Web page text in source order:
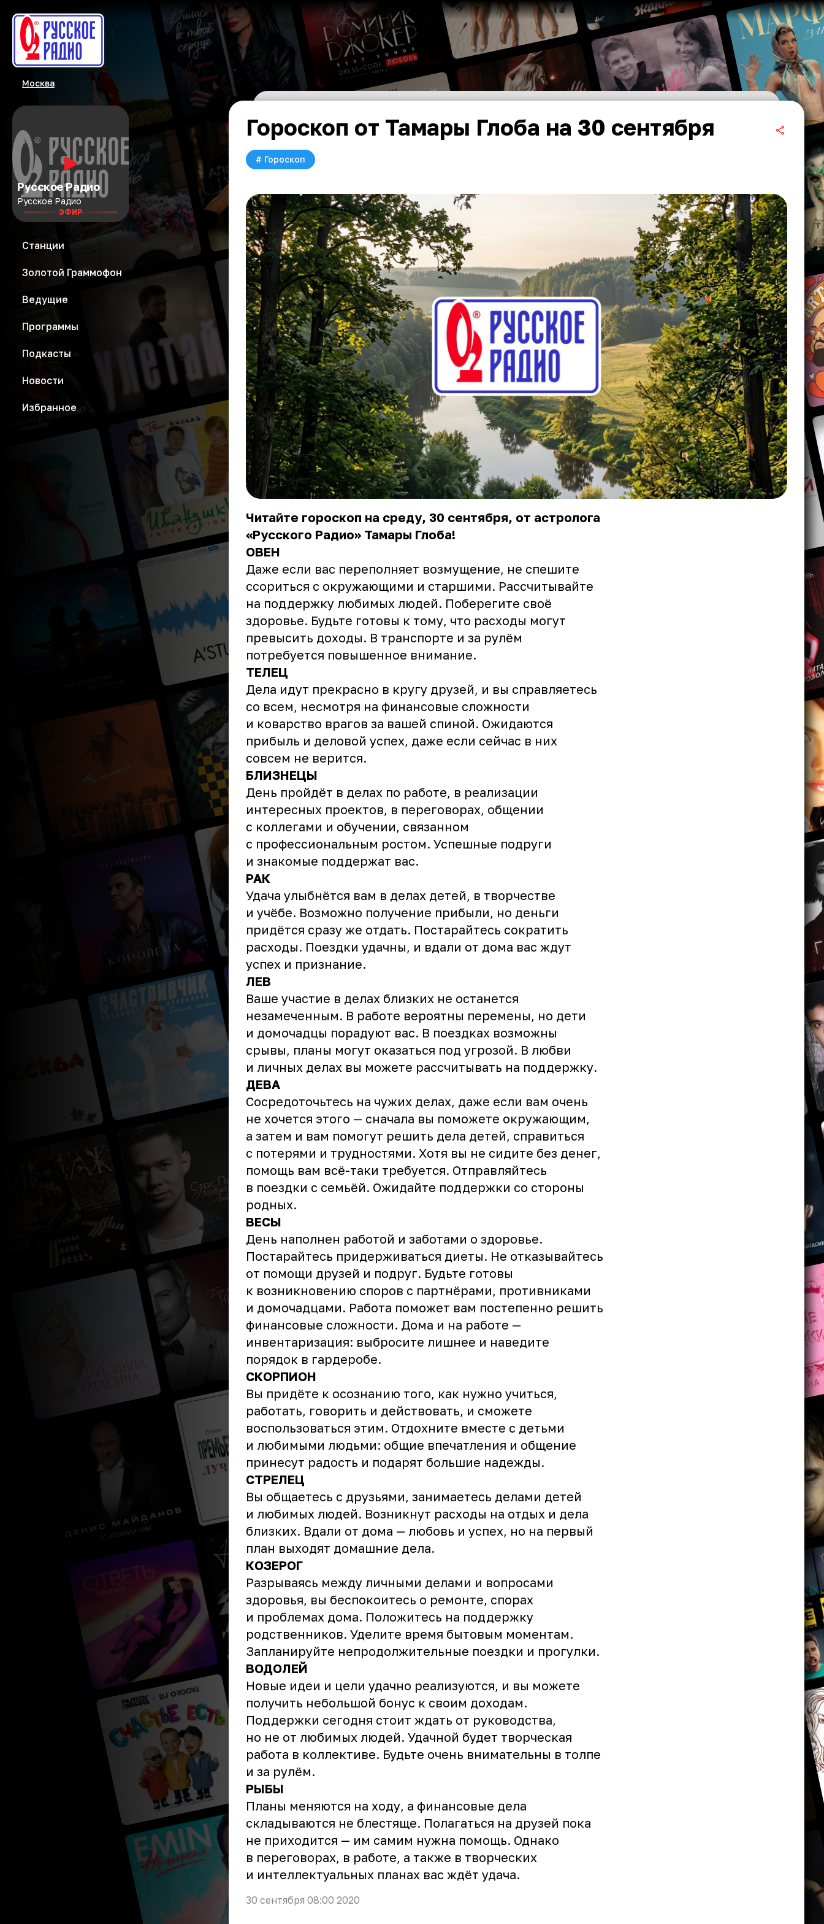
Москва
Русское Радио
Русское Радио
ЭФИР
Станции
Золотой Граммофон
Ведущие
Программы
Подкасты
Новости
Избранное
Гороскоп от Тамары Глоба на 30 сентября
# Гороскоп
Читайте гороскоп на среду, 30 сентября, от астролога
«Русского Радио» Тамары Глоба!
ОВЕН
Даже если вас переполняет возмущение, не спешите
ссориться с окружающими и старшими. Рассчитывайте
на поддержку любимых людей. Поберегите своё
здоровье. Будьте готовы к тому, что расходы могут
превысить доходы. В транспорте и за рулём
потребуется повышенное внимание.
ТЕЛЕЦ
Дела идут прекрасно в кругу друзей, и вы справляетесь
со всем, несмотря на финансовые сложности
и коварство врагов за вашей спиной. Ожидаются
прибыль и деловой успех, даже если сейчас в них
совсем не верится.
БЛИЗНЕЦЫ
День пройдёт в делах по работе, в реализации
интересных проектов, в переговорах, общении
с коллегами и обучении, связанном
с профессиональным ростом. Успешные подруги
и знакомые поддержат вас.
РАК
Удача улыбнётся вам в делах детей, в творчестве
и учёбе. Возможно получение прибыли, но деньги
придётся сразу же отдать. Постарайтесь сократить
расходы. Поездки удачны, и вдали от дома вас ждут
успех и признание.
ЛЕВ
Ваше участие в делах близких не останется
незамеченным. В работе вероятны перемены, но дети
и домочадцы порадуют вас. В поездках возможны
срывы, планы могут оказаться под угрозой. В любви
и личных делах вы можете рассчитывать на поддержку.
ДЕВА
Сосредоточьтесь на чужих делах, даже если вам очень
не хочется этого — сначала вы поможете окружающим,
а затем и вам помогут решить дела детей, справиться
с потерями и трудностями. Хотя вы не сидите без денег,
помощь вам всё-таки требуется. Отправляйтесь
в поездки с семьёй. Ожидайте поддержки со стороны
родных.
ВЕСЫ
День наполнен работой и заботами о здоровье.
Постарайтесь придерживаться диеты. Не отказывайтесь
от помощи друзей и подруг. Будьте готовы
к возникновению споров с партнёрами, противниками
и домочадцами. Работа поможет вам постепенно решить
финансовые сложности. Дома и на работе —
инвентаризация: выбросите лишнее и наведите
порядок в гардеробе.
СКОРПИОН
Вы придёте к осознанию того, как нужно учиться,
работать, говорить и действовать, и сможете
воспользоваться этим. Отдохните вместе с детьми
и любимыми людьми: общие впечатления и общение
принесут радость и подарят большие надежды.
СТРЕЛЕЦ
Вы общаетесь с друзьями, занимаетесь делами детей
и любимых людей. Возникнут расходы на отдых и дела
близких. Вдали от дома — любовь и успех, но на первый
план выходят домашние дела.
КОЗЕРОГ
Разрываясь между личными делами и вопросами
здоровья, вы беспокоитесь о ремонте, спорах
и проблемах дома. Положитесь на поддержку
родственников. Уделите время бытовым моментам.
Запланируйте непродолжительные поездки и прогулки.
ВОДОЛЕЙ
Новые идеи и цели удачно реализуются, и вы можете
получить небольшой бонус к своим доходам.
Поддержки сегодня стоит ждать от руководства,
но не от любимых людей. Удачной будет творческая
работа в коллективе. Будьте очень внимательны в толпе
и за рулём.
РЫБЫ
Планы меняются на ходу, а финансовые дела
складываются не блестяще. Полагаться на друзей пока
не приходится — им самим нужна помощь. Однако
в переговорах, в работе, а также в творческих
и интеллектуальных планах вас ждёт удача.
30 сентября 08:00 2020